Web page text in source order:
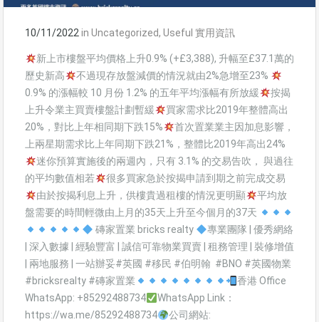
10/11/2022 in Uncategorized, Useful 實用資訊
新上市樓盤平均價格上升0.9% (+£3,388), 升幅至£37.1萬的
歷史新高
不過現存放盤減價的情況就由2%急增至23%
0.9% 的漲幅較 10 月份 1.2% 的五年平均漲幅有所放緩
按揭
上升令業主買賣樓盤計劃暫緩
買家需求比2019年整體高出
20%，對比上年相同期下跌15%
首次置業業主因加息影響，
上兩星期需求比上年同期下跌21%，整體比2019年高出24%
迷你預算實施後的兩週內，只有 3.1% 的交易告吹， 與過往
的平均數值相若
很多買家急於按揭申請到期之前完成交易
由於按揭利息上升，供樓貴過租樓的情況更明顯
平均放
盤需要的時間輕微由上月的35天上升至今個月的37天
磚家置業 bricks realty
專業團隊 | 優秀網絡
| 深入數據 | 經驗豐富 | 誠信可靠物業買賣 | 租務管理 | 裝修增值
| 兩地服務 | 一站辦妥#英國 #移民 #伯明翰 #BNO #英國物業
#bricksrealty #磚家置業
香港 Office
WhatsApp: +85292488734
WhatsApp Link：
https://wa.me/85292488734
公司網站: